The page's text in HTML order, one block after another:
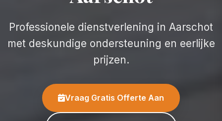
Professionele dienstverlening in Aarschot
met deskundige ondersteuning en eerlijke
prijzen.
Vraag Gratis Offerte Aan